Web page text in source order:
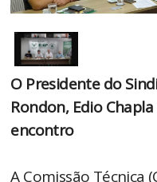
O Presidente do
Rondon, Edio
encontro
A Comissão Técnica